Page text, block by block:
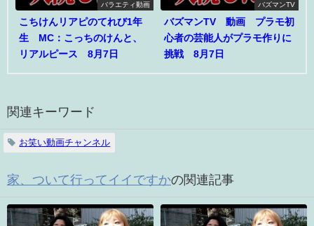
バラエティ動画
こちけんリアピのてれび1年
生 MC：こっちのけんと、
リアルピース 8月7日
バズマンTV
バズマンTV 動画 プラモ初
心者の芸能人がプラモ作りに
挑戦 8月7日
関連キーワード
お笑い動画チャンネル
家、ついて行ってイイですかの関連記事